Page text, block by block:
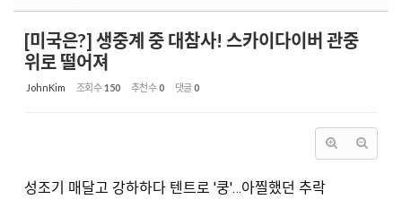
[미국은?] 생중계 중 대참사! 스카이다이버 관중
위로 떨어져
JohnKim 조회 수150 추천 수0 댓글0
성조기 매달고 강하하다 텐트로 '쿵'…아찔했던 추락